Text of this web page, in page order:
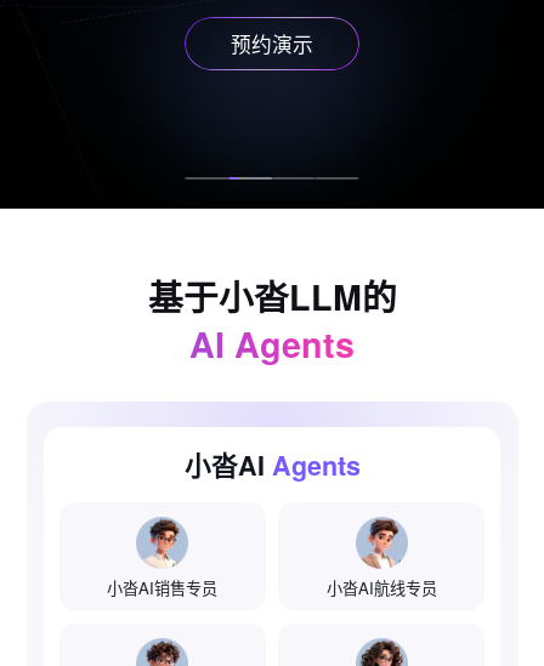
预约演示
基于小沓LLM的
AI Agents
小沓AI Agents
小沓AI销售专员 小沓AI航线专员